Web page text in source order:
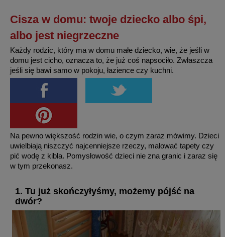
Cisza w domu: twoje dziecko albo śpi,
albo jest niegrzeczne
Każdy rodzic, który ma w domu małe dziecko, wie, że jeśli w
domu jest cicho, oznacza to, że już coś napsociło. Zwłaszcza
jeśli się bawi samo w pokoju, łazience czy kuchni.
Na pewno większość rodzin wie, o czym zaraz mówimy. Dzieci
uwielbiają niszczyć najcenniejsze rzeczy, malować tapety czy
pić wodę z kibla. Pomysłowość dzieci nie zna granic i zaraz się
w tym przekonasz.
1. Tu już skończyłyśmy, możemy pójść na
dwór?